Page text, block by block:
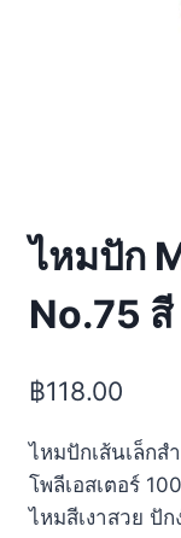
ไหมปัก
No.75 สี
฿118.00
ไหมปักเส้นเล็กส
โพลีเอสเตอร์
ไหมสีเงาสวย ปัก